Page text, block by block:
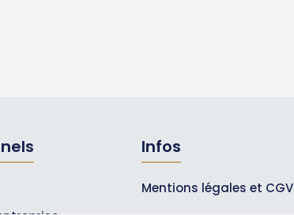
Infos
Mentions légales et CGV